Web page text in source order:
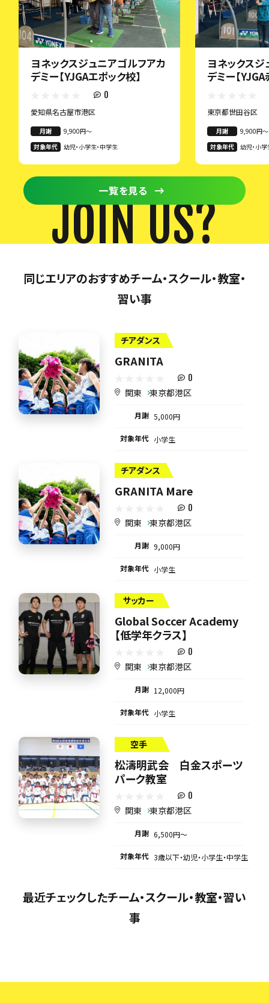
ヨネックスジュニアゴルフアカ
デミー【YJGAエポック校】
0
愛知県名古屋市港区
月謝
9,900円〜
対象年代
幼児・小学生・中学生
ヨネックス
デミー【
東京都世田谷区
月謝
9,900円〜
対象年代
幼児・小
一覧を見る
JOIN US?
同じエリアのおすすめチーム・スクール・教室・
習い事
チアダンス
GRANITA
0
関東 東京都港区
月謝 5,000円
対象年代 小学生
チアダンス
GRANITA Mare
0
関東 東京都港区
月謝 9,000円
対象年代 小学生
サッカー
Global Soccer Academy
【低学年クラス】
0
関東 東京都港区
月謝 12,000円
対象年代 小学生
空手
松濤明武会 白金スポーツ
パーク教室
0
関東 東京都港区
月謝 6,500円〜
対象年代 3歳以下・幼児・小学生・中学生
最近チェックしたチーム・スクール・教室・習い
事